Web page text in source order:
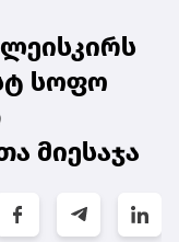
სოფო
მიესაჯა